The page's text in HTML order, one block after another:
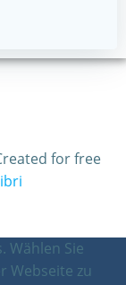
for free
Wählen Sie
Webseite zu